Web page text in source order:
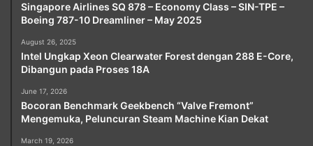
Singapore Airlines SQ 878 – Economy Class – SIN-TPE –
Boeing 787-10 Dreamliner – May 2025
August 26, 2025
Intel Ungkap Xeon Clearwater Forest dengan 288 E-Core,
Dibangun pada Proses 18A
June 17, 2026
Bocoran Benchmark Geekbench “Valve Fremont”
Mengemuka, Peluncuran Steam Machine Kian Dekat
March 19, 2026